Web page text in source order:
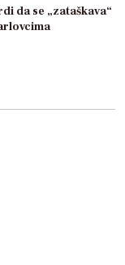
da se „zataškava“